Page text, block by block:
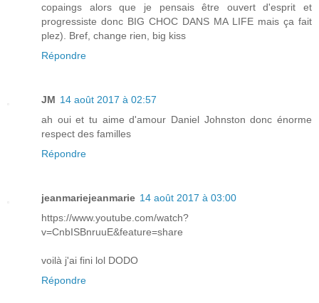
copaings alors que je pensais être ouvert d'esprit et
progressiste donc BIG CHOC DANS MA LIFE mais ça fait
plez). Bref, change rien, big kiss
Répondre
JM 14 août 2017 à 02:57
ah oui et tu aime d'amour Daniel Johnston donc énorme
respect des familles
Répondre
jeanmariejeanmarie 14 août 2017 à 03:00
https://www.youtube.com/watch?
v=CnbISBnruuE&feature=share
voilà j'ai fini lol DODO
Répondre